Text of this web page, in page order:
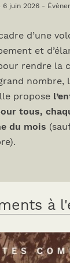
6 juin 2026 -
d’une
et
rendre la
nombre,
propose
tous,
du mois
à